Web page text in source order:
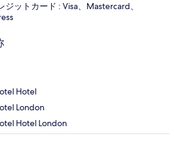
ジットカード : Visa、Mastercard、
Hotel
London
Hotel London